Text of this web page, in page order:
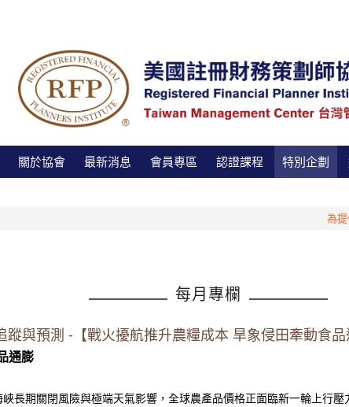
關於協會 最新消息 會員專區 認證課程 特別企劃
為提供
每月專欄
與預測 -【戰火擾航推升農糧成本 旱象侵田牽動食品
通膨
期關閉風險與極端天氣影響，全球農產品價格正面臨新一輪上行